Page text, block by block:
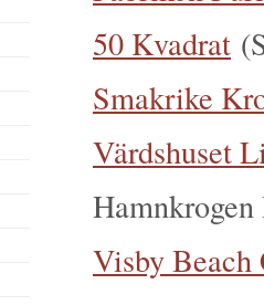
50 Kvadrat
Smakrike
Värdshuset
Visby Beach